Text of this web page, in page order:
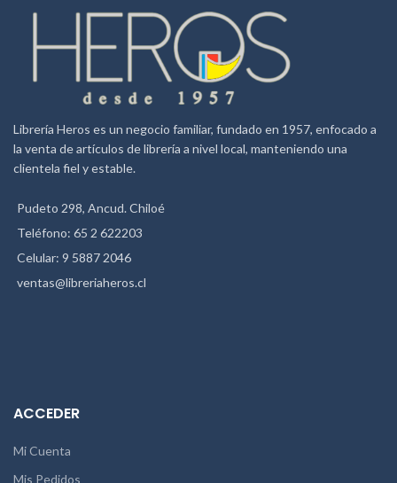
Librería Heros es un negocio familiar, fundado en 1957, enfocado a
la venta de artículos de librería a nivel local, manteniendo una
clientela fiel y estable.
Pudeto 298, Ancud. Chiloé
Teléfono: 65 2 622203
Celular: 9 5887 2046
ventas@libreriaheros.cl
ACCEDER
Mi Cuenta
Mis Pedidos